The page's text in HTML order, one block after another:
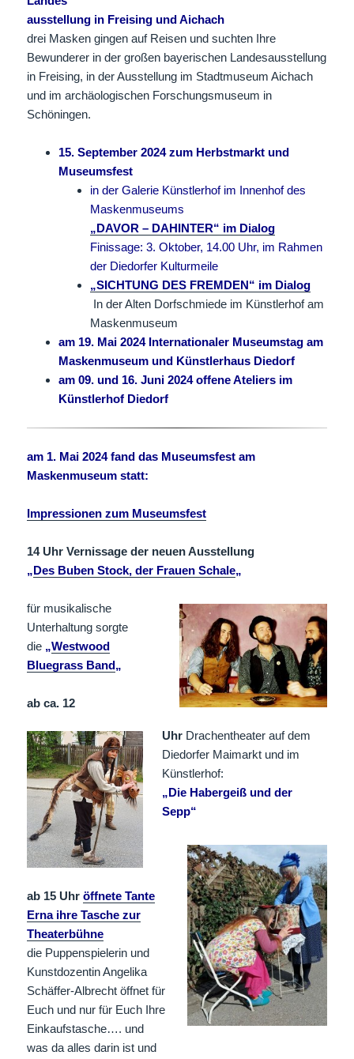
ausstellung in Freising und Aichach
drei Masken gingen auf Reisen und suchten Ihre
Bewunderer in der großen bayerischen Landesausstellung
in Freising, in der Ausstellung im Stadtmuseum Aichach
und im archäologischen Forschungsmuseum in
Schöningen.
15. September 2024 zum Herbstmarkt und
Museumsfest
in der Galerie Künstlerhof im Innenhof des
Maskenmuseums
„DAVOR – DAHINTER“ im Dialog
Finissage: 3. Oktober, 14.00 Uhr, im Rahmen
der Diedorfer Kulturmeile
„SICHTUNG DES FREMDEN“ im Dialog
In der Alten Dorfschmiede im Künstlerhof am
Maskenmuseum
am 19. Mai 2024 Internationaler Museumstag am
Maskenmuseum und Künstlerhaus Diedorf
am 09. und 16. Juni 2024 offene Ateliers im
Künstlerhof Diedorf
am 1. Mai 2024 fand das Museumsfest am
Maskenmuseum statt:
Impressionen zum Museumsfest
14 Uhr Vernissage der neuen Ausstellung
„Des Buben Stock, der Frauen Schale„
für musikalische
Unterhaltung sorgte
die „Westwood
Bluegrass Band„
ab ca. 12
Uhr Drachentheater auf dem
Diedorfer Maimarkt und im
Künstlerhof:
„Die Habergeiß und der
Sepp“
ab 15 Uhröffnete Tante
Erna ihre Tasche zur
Theaterbühne
die Puppenspielerin und
Kunstdozentin Angelika
Schäffer-Albrecht öffnet für
Euch und nur für Euch Ihre
Einkaufstasche…. und
was da alles darin ist und